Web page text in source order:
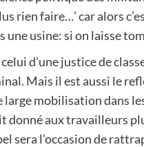
rien faire…’ car alors
une usine: si on laisse
d’une justice de
Mais il est aussi le
mobilisation dans
donné aux travailleurs
sera l’occasion de